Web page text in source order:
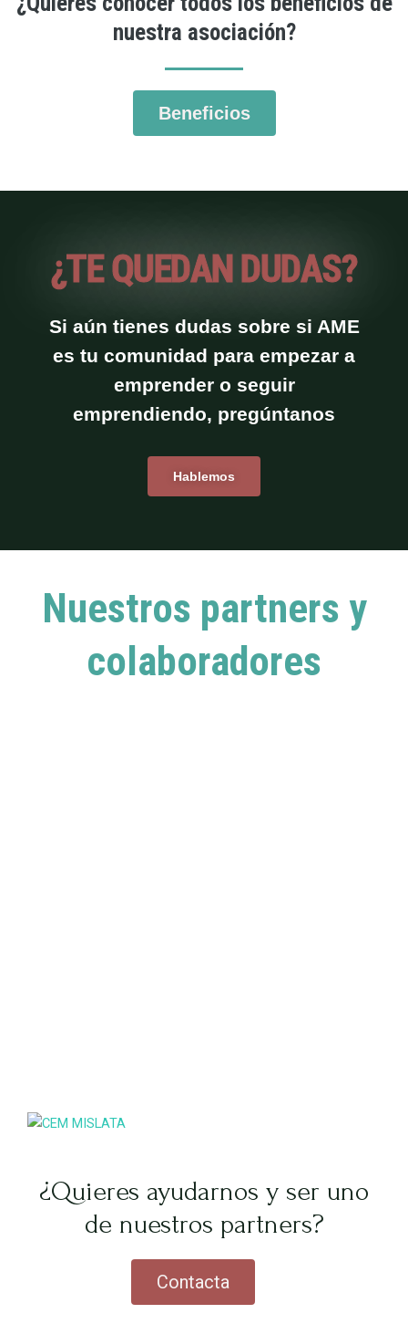
nuestra asociación?
Beneficios
¿TE QUEDAN DUDAS?
Si aún tienes dudas sobre si AME
es tu comunidad para empezar a
emprender o seguir
emprendiendo, pregúntanos
Hablemos
Nuestros partners y
colaboradores
¿Quieres ayudarnos y ser uno
de nuestros partners?
Contacta